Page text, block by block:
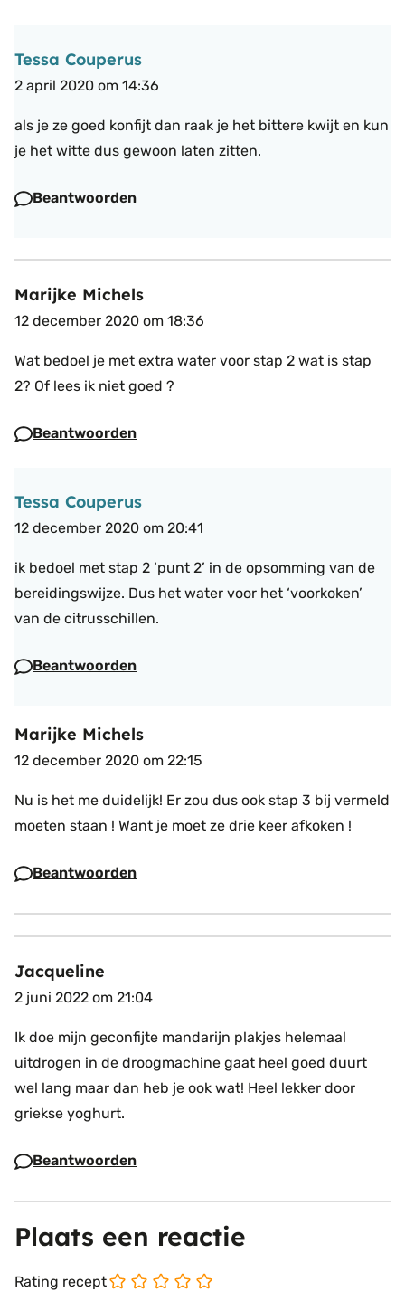
Tessa Couperus
2 april 2020 om 14:36
als je ze goed konfijt dan raak je het bittere kwijt en kun
je het witte dus gewoon laten zitten.
Beantwoorden
Marijke Michels
12 december 2020 om 18:36
Wat bedoel je met extra water voor stap 2 wat is stap
2? Of lees ik niet goed ?
Beantwoorden
Tessa Couperus
12 december 2020 om 20:41
ik bedoel met stap 2 ‘punt 2’ in de opsomming van de
bereidingswijze. Dus het water voor het ‘voorkoken’
van de citrusschillen.
Beantwoorden
Marijke Michels
12 december 2020 om 22:15
Nu is het me duidelijk! Er zou dus ook stap 3 bij vermeld
moeten staan ! Want je moet ze drie keer afkoken !
Beantwoorden
Jacqueline
2 juni 2022 om 21:04
Ik doe mijn geconfijte mandarijn plakjes helemaal
uitdrogen in de droogmachine gaat heel goed duurt
wel lang maar dan heb je ook wat! Heel lekker door
griekse yoghurt.
Beantwoorden
Plaats een reactie
Rating recept